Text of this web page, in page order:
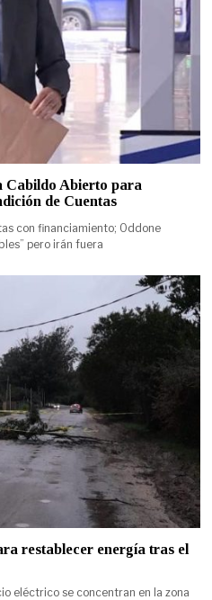
Cabildo Abierto para
de Cuentas
con financiamiento; Oddone
pero irán fuera
restablecer energía tras el
eléctrico se concentran en la zona